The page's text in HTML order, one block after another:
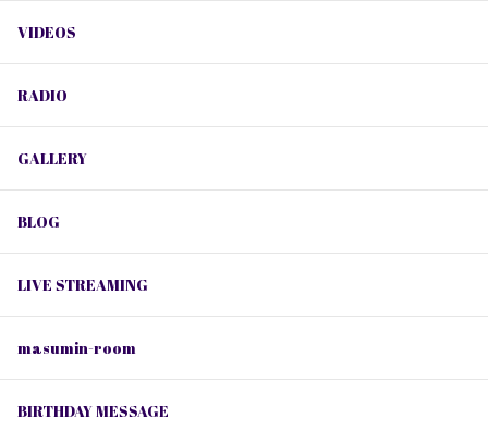
VIDEOS
RADIO
GALLERY
BLOG
LIVE STREAMING
masumin-room
BIRTHDAY MESSAGE